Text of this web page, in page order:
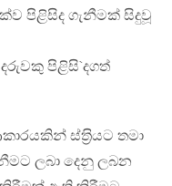
පිළිසිද ගැනීමක් සිදුවූ
පිළිසි`දගත්
ස්ත‍්‍රියට තමා
ලබා දෙනු ලබන